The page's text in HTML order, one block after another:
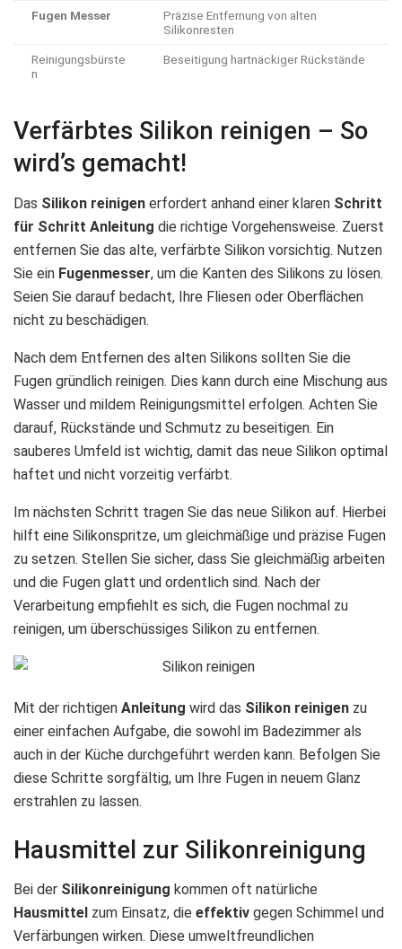
Fugen Messer
Präzise Entfernung von alten
Silikonresten
Reinigungsbürste
n
Beseitigung hartnäckiger Rückstände
Verfärbtes Silikon reinigen – So
wird’s gemacht!
Das Silikon reinigen erfordert anhand einer klaren Schritt
für Schritt Anleitung die richtige Vorgehensweise. Zuerst
entfernen Sie das alte, verfärbte Silikon vorsichtig. Nutzen
Sie ein Fugenmesser, um die Kanten des Silikons zu lösen.
Seien Sie darauf bedacht, Ihre Fliesen oder Oberflächen
nicht zu beschädigen.
Nach dem Entfernen des alten Silikons sollten Sie die
Fugen gründlich reinigen. Dies kann durch eine Mischung aus
Wasser und mildem Reinigungsmittel erfolgen. Achten Sie
darauf, Rückstände und Schmutz zu beseitigen. Ein
sauberes Umfeld ist wichtig, damit das neue Silikon optimal
haftet und nicht vorzeitig verfärbt.
Im nächsten Schritt tragen Sie das neue Silikon auf. Hierbei
hilft eine Silikonspritze, um gleichmäßige und präzise Fugen
zu setzen. Stellen Sie sicher, dass Sie gleichmäßig arbeiten
und die Fugen glatt und ordentlich sind. Nach der
Verarbeitung empfiehlt es sich, die Fugen nochmal zu
reinigen, um überschüssiges Silikon zu entfernen.
Mit der richtigen Anleitung wird das Silikon reinigen zu
einer einfachen Aufgabe, die sowohl im Badezimmer als
auch in der Küche durchgeführt werden kann. Befolgen Sie
diese Schritte sorgfältig, um Ihre Fugen in neuem Glanz
erstrahlen zu lassen.
Hausmittel zur Silikonreinigung
Bei der Silikonreinigung kommen oft natürliche
Hausmittel zum Einsatz, die effektiv gegen Schimmel und
Verfärbungen wirken. Diese umweltfreundlichen